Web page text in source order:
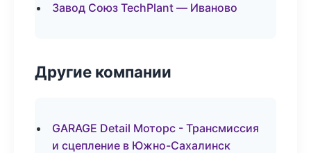
Завод Союз TechPlant — Иваново
Другие компании
GARAGE Detail Моторс - Трансмиссия
и сцепление в Южно-Сахалинск